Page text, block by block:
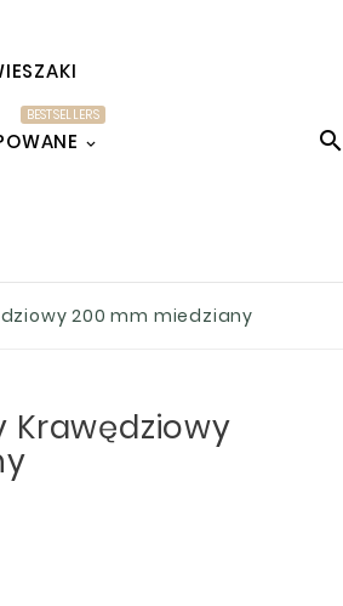
BESTSELLERS

200 mm miedziany
Krawędziowy